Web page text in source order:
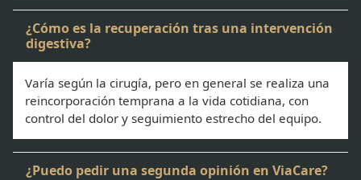
¿Cómo es la recuperación tras una intervención
digestiva?
Varía según la cirugía, pero en general se realiza una
reincorporación temprana a la vida cotidiana, con
control del dolor y seguimiento estrecho del equipo.
¿Puedo pedir una segunda opinión en ViaCare?